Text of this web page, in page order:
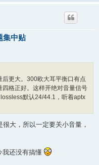
集中贴
更大。300欧大耳平衡口有点
格正好。这样开绝对音量信号
默认24/44.1，听着aptx
大，所以一定要关小音量，
我还没有搞懂